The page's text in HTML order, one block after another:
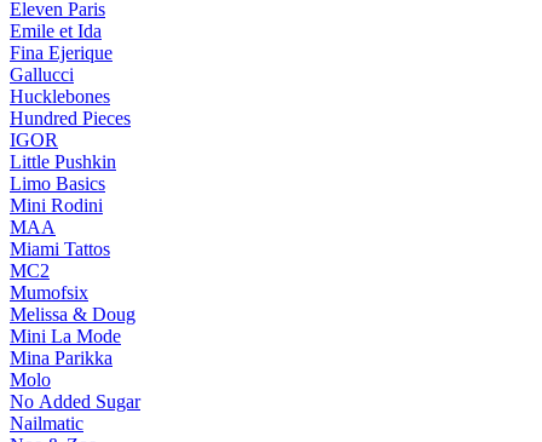
Eleven Paris
Emile et Ida
Fina Ejerique
Gallucci
Hucklebones
Hundred Pieces
IGOR
Little Pushkin
Limo Basics
Mini Rodini
MAA
Miami Tattos
MC2
Mumofsix
Melissa & Doug
Mini La Mode
Mina Parikka
Molo
No Added Sugar
Nailmatic